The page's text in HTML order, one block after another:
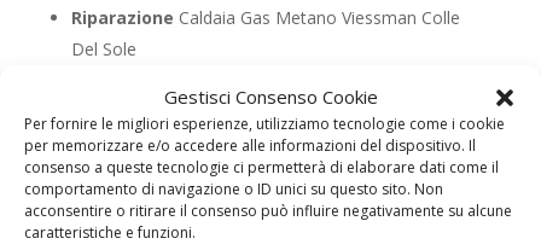
Gestisci Consenso Cookie
Per fornire le migliori esperienze, utilizziamo tecnologie come i cookie
per memorizzare e/o accedere alle informazioni del dispositivo. Il
consenso a queste tecnologie ci permetterà di elaborare dati come il
comportamento di navigazione o ID unici su questo sito. Non
acconsentire o ritirare il consenso può influire negativamente su alcune
caratteristiche e funzioni.
Riparazione Caldaia Gas Metano Viessman Colle
Del Sole
Colle Del Sole
SostituzioneCaldaia Gas Metano Viessman Colle
Del Sole
Pulizia Caldaia Gas Metano Viessman Colle Del Sole
Controllo Fumi